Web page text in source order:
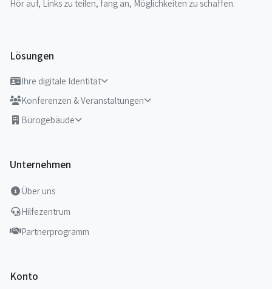
Hör auf, Links zu teilen, fang an, Möglichkeiten zu schaffen.
Lösungen
Ihre digitale Identität
Konferenzen & Veranstaltungen
Bürogebäude
Unternehmen
Über uns
Hilfezentrum
Partnerprogramm
Konto